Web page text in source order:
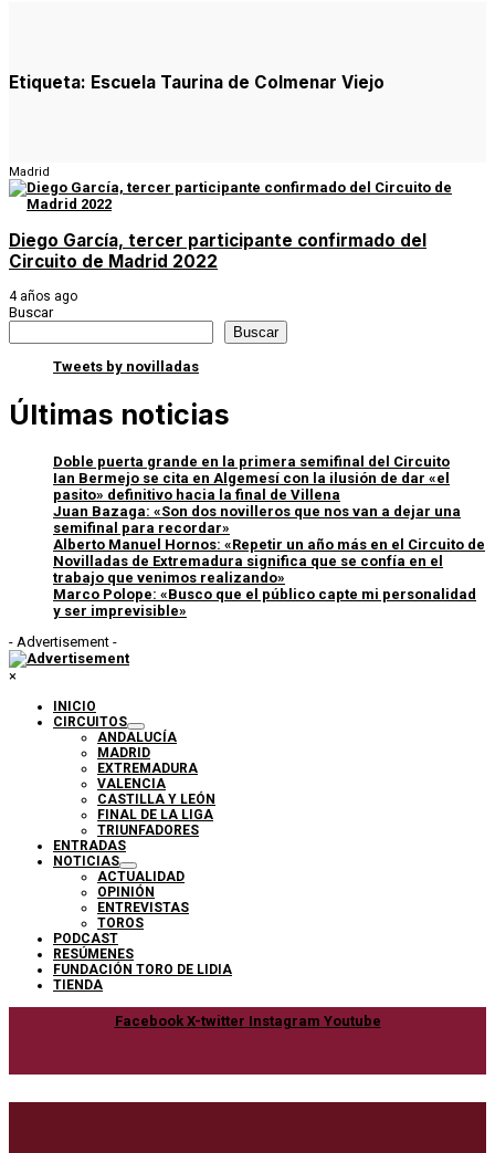
Etiqueta: Escuela Taurina de Colmenar Viejo
Madrid
Diego García, tercer participante confirmado del
Circuito de Madrid 2022
4 años ago
Buscar
Buscar
Tweets by novilladas
Últimas noticias
Doble puerta grande en la primera semifinal del Circuito
Ian Bermejo se cita en Algemesí con la ilusión de dar «el
pasito» definitivo hacia la final de Villena
Juan Bazaga: «Son dos novilleros que nos van a dejar una
semifinal para recordar»
Alberto Manuel Hornos: «Repetir un año más en el Circuito de
Novilladas de Extremadura significa que se confía en el
trabajo que venimos realizando»
Marco Polope: «Busco que el público capte mi personalidad
y ser imprevisible»
- Advertisement -
×
INICIO
CIRCUITOS
ANDALUCÍA
MADRID
EXTREMADURA
VALENCIA
CASTILLA Y LEÓN
FINAL DE LA LIGA
TRIUNFADORES
ENTRADAS
NOTICIAS
ACTUALIDAD
OPINIÓN
ENTREVISTAS
TOROS
PODCAST
RESÚMENES
FUNDACIÓN TORO DE LIDIA
TIENDA
Facebook X-twitter Instagram Youtube